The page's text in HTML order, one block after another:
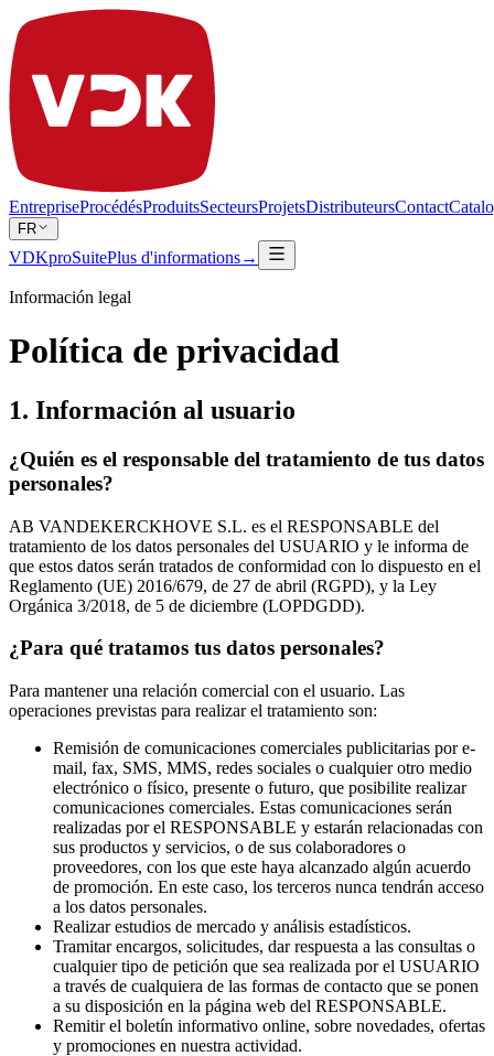
EntrepriseProcédésProduitsSecteursProjetsDistributeursContact
FR
VDKproSuitePlus d'informations→
Información legal
Política de privacidad
1. Información al usuario
¿Quién es el responsable del tratamiento de tus datos
personales?
AB VANDEKERCKHOVE S.L. es el RESPONSABLE del
tratamiento de los datos personales del USUARIO y le informa de
que estos datos serán tratados de conformidad con lo dispuesto en el
Reglamento (UE) 2016/679, de 27 de abril (RGPD), y la Ley
Orgánica 3/2018, de 5 de diciembre (LOPDGDD).
¿Para qué tratamos tus datos personales?
Para mantener una relación comercial con el usuario. Las
operaciones previstas para realizar el tratamiento son:
Remisión de comunicaciones comerciales publicitarias por e-
mail, fax, SMS, MMS, redes sociales o cualquier otro medio
electrónico o físico, presente o futuro, que posibilite realizar
comunicaciones comerciales. Estas comunicaciones serán
realizadas por el RESPONSABLE y estarán relacionadas con
sus productos y servicios, o de sus colaboradores o
proveedores, con los que este haya alcanzado algún acuerdo
de promoción. En este caso, los terceros nunca tendrán acceso
a los datos personales.
Realizar estudios de mercado y análisis estadísticos.
Tramitar encargos, solicitudes, dar respuesta a las consultas o
cualquier tipo de petición que sea realizada por el USUARIO
a través de cualquiera de las formas de contacto que se ponen
a su disposición en la página web del RESPONSABLE.
Remitir el boletín informativo online, sobre novedades, ofertas
y promociones en nuestra actividad.